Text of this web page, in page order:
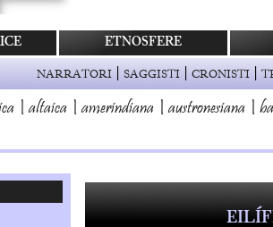
ETNOSFERE
NARRATORI | SAGGISTI | CRONISTI |
|altaica |amerindiana |austronesiana |